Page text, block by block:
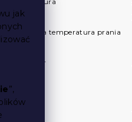
jak
”,
? Materiał
? Zalecana temperatura prania
Rozmiar
Uszko